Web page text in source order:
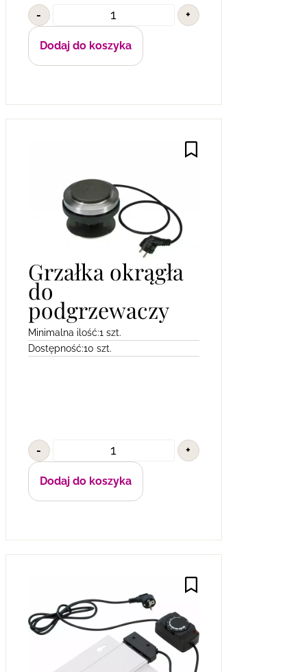
- +
Dodaj do koszyka
Grzałka okrągła
do
podgrzewaczy
Minimalna ilość:1 szt.
Dostępność:10 szt.
- +
Dodaj do koszyka